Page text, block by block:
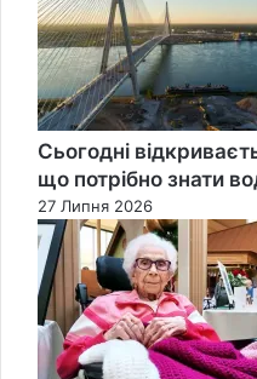
Сьогодні
що потрібно знати
27 Липня 2026